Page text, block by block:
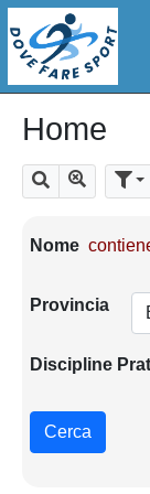
Home
Cerca Mostra
Nome
Provincia
Discipline
Cerca